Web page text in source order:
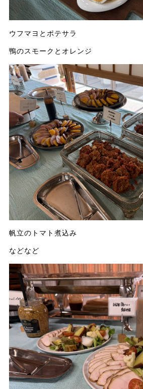
ウフマヨとポテサラ
鴨のスモークとオレンジ
帆立のトマト煮込み
などなど